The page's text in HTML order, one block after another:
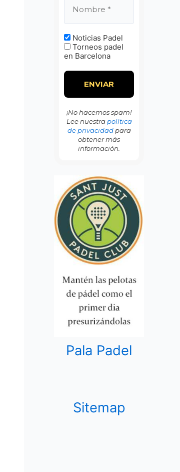
Noticias Padel
Torneos padel
en Barcelona
¡No hacemos spam!
Lee nuestra política
de privacidadpara
obtener más
información.
Pala Padel
Sitemap